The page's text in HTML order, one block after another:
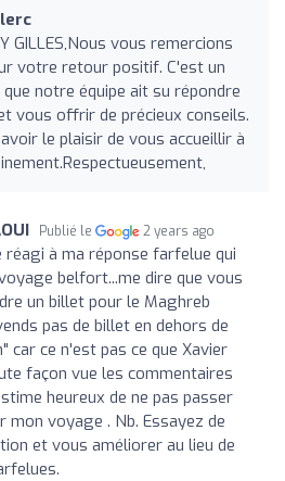
GILLES,Nous vous remercions
votre retour positif. C'est un
notre équipe ait su répondre
vous offrir de précieux conseils.
le plaisir de vous accueillir à
Publié le 2 years ago
réagi à ma réponse farfelue qui
belfort...me dire que vous
un billet pour le Maghreb
pas de billet en dehors de
car ce n'est pas ce que Xavier
façon vue les commentaires
heureux de ne pas passer
mon voyage . Nb. Essayez de
et vous améliorer au lieu de